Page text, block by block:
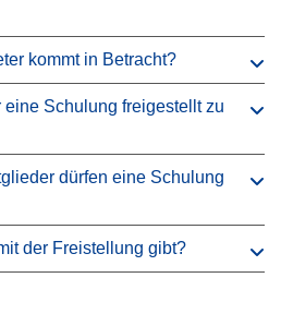
kommt in Betracht?
eine Schulung freigestellt zu
dürfen eine Schulung
der Freistellung gibt?